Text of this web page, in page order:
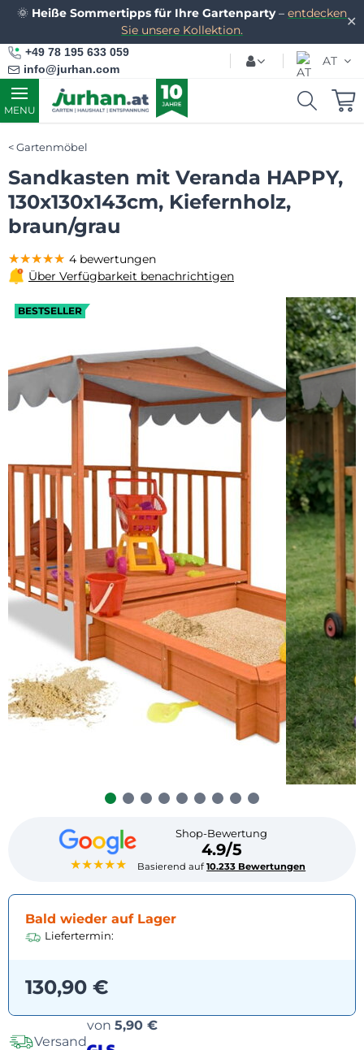
✕
🌞 Heiße Sommertipps für Ihre Gartenparty– entdecken
Sie unsere Kollektion.
+49 78 195 633 059
info@jurhan.com
AT
MENU
Gartenmöbel
Sandkasten mit Veranda HAPPY,
130x130x143cm, Kiefernholz,
braun/grau
BESTSELLER
★★★★★
Shop-Bewertung
4.9/5
Basierend auf10.233 Bewertungen
★★★★★
★★★★★
★★★★★ 4 bewertungen
Über Verfügbarkeit benachrichtigen
Bald wieder auf Lager
Liefertermin:
130,90 €
Versand
von 5,90 €